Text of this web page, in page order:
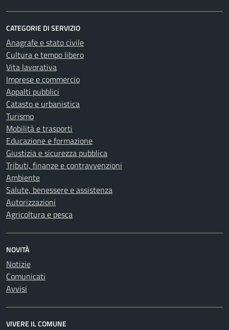
CATEGORIE DI SERVIZIO
Anagrafe e stato civile
Cultura e tempo libero
Vita lavorativa
Imprese e commercio
Appalti pubblici
Catasto e urbanistica
Turismo
Mobilità e trasporti
Educazione e formazione
Giustizia e sicurezza pubblica
Tributi, finanze e contravvenzioni
Ambiente
Salute, benessere e assistenza
Autorizzazioni
Agricoltura e pesca
NOVITÀ
Notizie
Comunicati
Avvisi
VIVERE IL COMUNE